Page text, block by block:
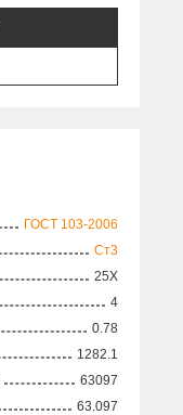
ГОСТ 103-2006
Ст3
25X
4
0.78
1282.1
63097
63.097